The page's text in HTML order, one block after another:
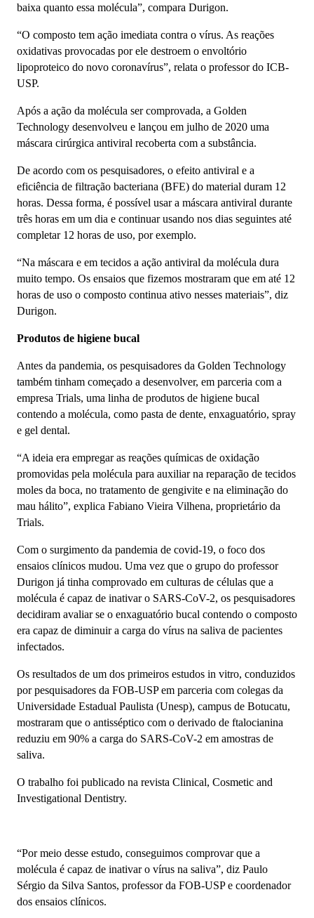
baixa quanto essa molécula”, compara Durigon.
“O composto tem ação imediata contra o vírus. As reações
oxidativas provocadas por ele destroem o envoltório
lipoproteico do novo coronavírus”, relata o professor do ICB-
USP.
Após a ação da molécula ser comprovada, a Golden
Technology desenvolveu e lançou em julho de 2020 uma
máscara cirúrgica antiviral recoberta com a substância.
De acordo com os pesquisadores, o efeito antiviral e a
eficiência de filtração bacteriana (BFE) do material duram 12
horas. Dessa forma, é possível usar a máscara antiviral durante
três horas em um dia e continuar usando nos dias seguintes até
completar 12 horas de uso, por exemplo.
“Na máscara e em tecidos a ação antiviral da molécula dura
muito tempo. Os ensaios que fizemos mostraram que em até 12
horas de uso o composto continua ativo nesses materiais”, diz
Durigon.
Produtos de higiene bucal
Antes da pandemia, os pesquisadores da Golden Technology
também tinham começado a desenvolver, em parceria com a
empresa Trials, uma linha de produtos de higiene bucal
contendo a molécula, como pasta de dente, enxaguatório, spray
e gel dental.
“A ideia era empregar as reações químicas de oxidação
promovidas pela molécula para auxiliar na reparação de tecidos
moles da boca, no tratamento de gengivite e na eliminação do
mau hálito”, explica Fabiano Vieira Vilhena, proprietário da
Trials.
Com o surgimento da pandemia de covid-19, o foco dos
ensaios clínicos mudou. Uma vez que o grupo do professor
Durigon já tinha comprovado em culturas de células que a
molécula é capaz de inativar o SARS-CoV-2, os pesquisadores
decidiram avaliar se o enxaguatório bucal contendo o composto
era capaz de diminuir a carga do vírus na saliva de pacientes
infectados.
Os resultados de um dos primeiros estudos in vitro, conduzidos
por pesquisadores da FOB-USP em parceria com colegas da
Universidade Estadual Paulista (Unesp), campus de Botucatu,
mostraram que o antisséptico com o derivado de ftalocianina
reduziu em 90% a carga do SARS-CoV-2 em amostras de
saliva.
O trabalho foi publicado na revista Clinical, Cosmetic and
Investigational Dentistry.
“Por meio desse estudo, conseguimos comprovar que a
molécula é capaz de inativar o vírus na saliva”, diz Paulo
Sérgio da Silva Santos, professor da FOB-USP e coordenador
dos ensaios clínicos.